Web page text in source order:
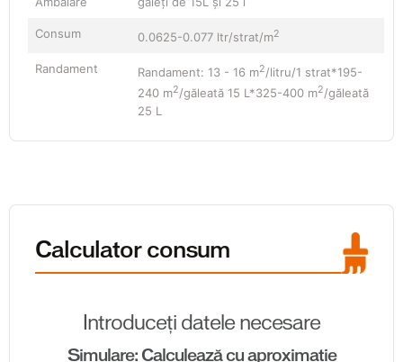
Consum 0.0625-0.077 ltr/strat/m2
Randament Randament: 13 - 16 m2/litru/1 strat*195-
240 m2/găleată 15 L*325-400 m2/găleată
25 L
Calculator consum
Introduceți datele necesare
Simulare: Calculează cu aproximație